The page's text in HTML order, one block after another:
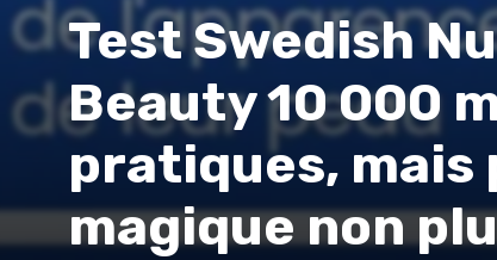
Test Swedish
Beauty 10 000
pratiques, mais
magique non